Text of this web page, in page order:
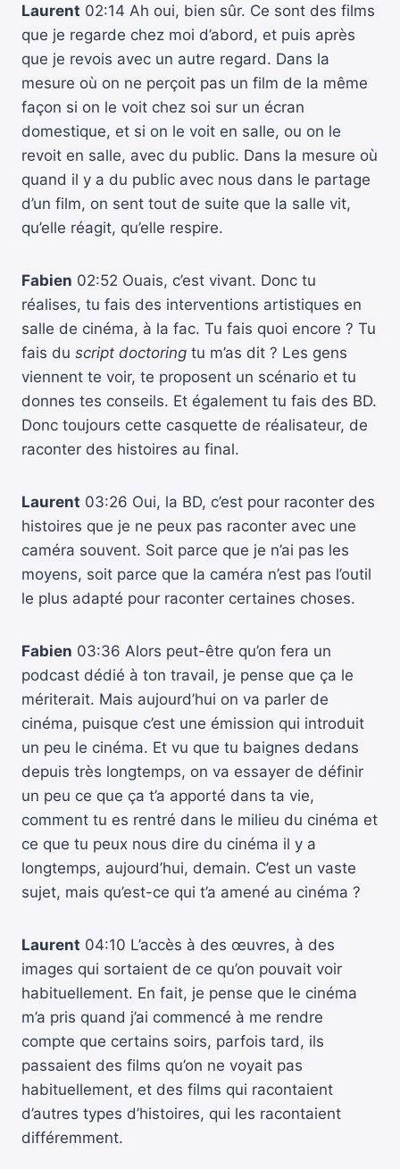
Laurent 02:14 Ah oui, bien sûr. Ce sont des films
que je regarde chez moi d’abord, et puis après
que je revois avec un autre regard. Dans la
mesure où on ne perçoit pas un film de la même
façon si on le voit chez soi sur un écran
domestique, et si on le voit en salle, ou on le
revoit en salle, avec du public. Dans la mesure où
quand il y a du public avec nous dans le partage
d’un film, on sent tout de suite que la salle vit,
qu’elle réagit, qu’elle respire.
Fabien 02:52 Ouais, c’est vivant. Donc tu
réalises, tu fais des interventions artistiques en
salle de cinéma, à la fac. Tu fais quoi encore ? Tu
fais du script doctoring tu m’as dit ? Les gens
viennent te voir, te proposent un scénario et tu
donnes tes conseils. Et également tu fais des BD.
Donc toujours cette casquette de réalisateur, de
raconter des histoires au final.
Laurent 03:26 Oui, la BD, c’est pour raconter des
histoires que je ne peux pas raconter avec une
caméra souvent. Soit parce que je n’ai pas les
moyens, soit parce que la caméra n’est pas l’outil
le plus adapté pour raconter certaines choses.
Fabien 03:36 Alors peut-être qu’on fera un
podcast dédié à ton travail, je pense que ça le
mériterait. Mais aujourd’hui on va parler de
cinéma, puisque c’est une émission qui introduit
un peu le cinéma. Et vu que tu baignes dedans
depuis très longtemps, on va essayer de définir
un peu ce que ça t’a apporté dans ta vie,
comment tu es rentré dans le milieu du cinéma et
ce que tu peux nous dire du cinéma il y a
longtemps, aujourd’hui, demain. C’est un vaste
sujet, mais qu’est-ce qui t’a amené au cinéma ?
Laurent 04:10 L’accès à des œuvres, à des
images qui sortaient de ce qu’on pouvait voir
habituellement. En fait, je pense que le cinéma
m’a pris quand j’ai commencé à me rendre
compte que certains soirs, parfois tard, ils
passaient des films qu’on ne voyait pas
habituellement, et des films qui racontaient
d’autres types d’histoires, qui les racontaient
différemment.